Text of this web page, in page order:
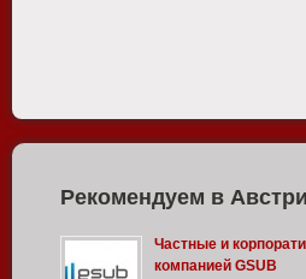
Рекомендуем в
Частные и
компанией GSUB